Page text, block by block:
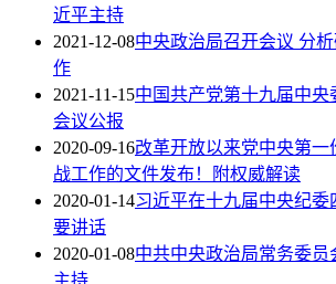
近平主持
2021-12-08中央政治局召开会议 分
作
2021-11-15中国共产党第十九届中
会议公报
2020-09-16改革开放以来党中央第
战工作的文件发布！附权威解读
2020-01-14习近平在十九届中央纪
要讲话
2020-01-08中共中央政治局常务委员